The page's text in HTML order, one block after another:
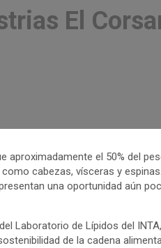
El
aproximadamente el 50% del
cabezas, vísceras y
una oportunidad aún
Laboratorio de Lípidos del
de la cadena